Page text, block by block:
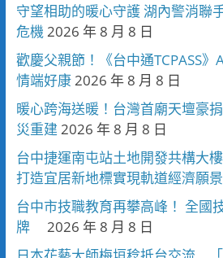
守望相助的暖心守護 湖內警消聯
危機2026 年 8 月 8 日
歡慶父親節！《台中通TCPASS》
情端好康2026 年 8 月 8 日
暖心跨海送暖！台灣首廟天壇豪
災重建 2026 年 8 月 8 日
台中捷運南屯站土地開發共構大
打造宜居新地標實現軌道經濟願景
台中市技職教育再攀高峰！ 全國
牌
2026 年 8 月 8 日